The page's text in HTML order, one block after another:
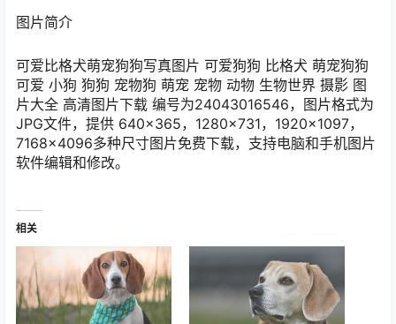
图片简介
可爱比格犬萌宠狗狗写真图片 可爱狗狗 比格犬 萌宠狗狗
可爱 小狗 狗狗 宠物狗 萌宠 宠物 动物 生物世界 摄影 图
片大全 高清图片下载 编号为24043016546，图片格式为
JPG文件，提供 640×365，1280×731，1920×1097，
7168×4096多种尺寸图片免费下载，支持电脑和手机图片
软件编辑和修改。
相关